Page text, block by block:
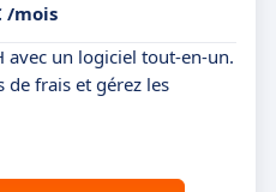
/mois
avec un logiciel tout-en-un.
de frais et gérez les